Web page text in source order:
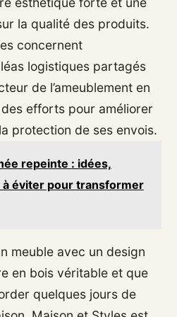
la qualité des produits.
concernent
logistiques partagés
de l’ameublement en
efforts pour améliorer
protection de ses envois.
repeinte : idées,
éviter pour transformer
meuble avec un design
en bois véritable et que
quelques jours de